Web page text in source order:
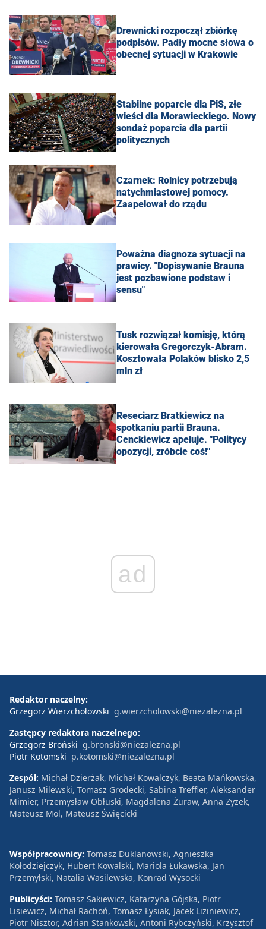
Drewnicki rozpoczął zbiórkę
podpisów. Padły mocne słowa o
obecnej sytuacji w Krakowie
Stabilne poparcie dla PiS, złe
wieści dla Morawieckiego. Nowy
sondaż poparcia dla partii
politycznych
Czarnek: Rolnicy potrzebują
natychmiastowej pomocy.
Zaapelował do rządu
Poważna diagnoza sytuacji na
prawicy. "Dopisywanie Brauna
jest pozbawione podstaw i
sensu"
Tusk rozwiązał komisję, którą
kierowała Gregorczyk-Abram.
Kosztowała Polaków blisko 2,5
mln zł
Reseciarz Bratkiewicz na
spotkaniu partii Brauna.
Cenckiewicz apeluje. "Politycy
opozycji, zróbcie coś!"
ad
Redaktor naczelny:
Grzegorz Wierzchołowski g.wierzcholowski@niezalezna.pl
Zastępcy redaktora naczelnego:
Grzegorz Broński g.bronski@niezalezna.pl
Piotr Kotomski p.kotomski@niezalezna.pl
Zespół: Michał Dzierżak, Michał Kowalczyk, Beata Mańkowska,
Janusz Milewski, Tomasz Grodecki, Sabina Treffler, Aleksander
Mimier, Przemysław Obłuski, Magdalena Żuraw, Anna Zyzek,
Mateusz Mol, Mateusz Święcicki
Współpracownicy: Tomasz Duklanowski, Agnieszka
Kołodziejczyk, Hubert Kowalski, Mariola Łukawska, Jan
Przemyłski, Natalia Wasilewska, Konrad Wysocki
Publicyści: Tomasz Sakiewicz, Katarzyna Gójska, Piotr
Lisiewicz, Michał Rachoń, Tomasz Łysiak, Jacek Liziniewicz,
Piotr Nisztor, Adrian Stankowski, Antoni Rybczyński, Krzysztof